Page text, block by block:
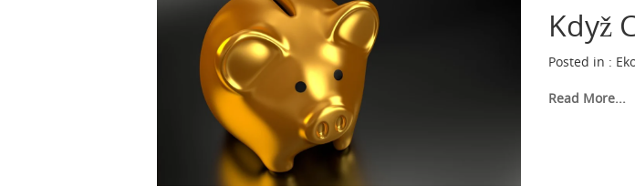
Když
Posted in :
Read More...